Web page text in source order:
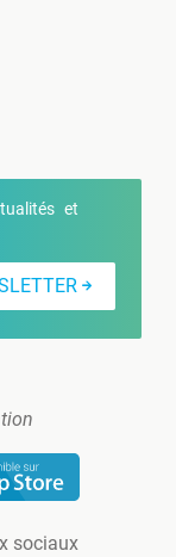
et
sociaux